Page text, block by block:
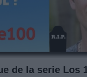
de la serie Los